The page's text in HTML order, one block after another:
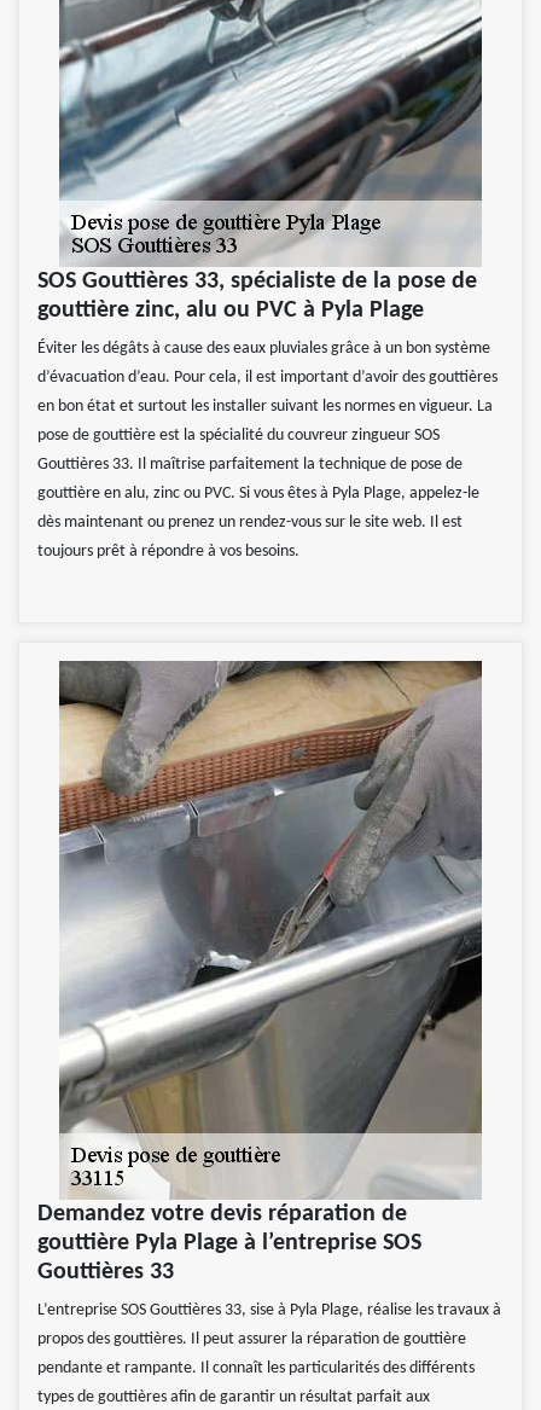
SOS Gouttières 33, spécialiste de la pose de
gouttière zinc, alu ou PVC à Pyla Plage
Éviter les dégâts à cause des eaux pluviales grâce à un bon système
d’évacuation d’eau. Pour cela, il est important d’avoir des gouttières
en bon état et surtout les installer suivant les normes en vigueur. La
pose de gouttière est la spécialité du couvreur zingueur SOS
Gouttières 33. Il maîtrise parfaitement la technique de pose de
gouttière en alu, zinc ou PVC. Si vous êtes à Pyla Plage, appelez-le
dès maintenant ou prenez un rendez-vous sur le site web. Il est
toujours prêt à répondre à vos besoins.
Demandez votre devis réparation de
gouttière Pyla Plage à l’entreprise SOS
Gouttières 33
L’entreprise SOS Gouttières 33, sise à Pyla Plage, réalise les travaux à
propos des gouttières. Il peut assurer la réparation de gouttière
pendante et rampante. Il connaît les particularités des différents
types de gouttières afin de garantir un résultat parfait aux